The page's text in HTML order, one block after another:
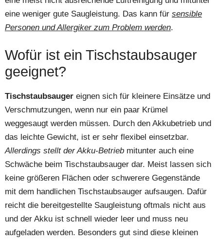
eine weniger gute Saugleistung. Das kann für sensible
Personen und Allergiker zum Problem werden.
Wofür ist ein Tischstaubsauger
geeignet?
Tischstaubsauger eignen sich für kleinere Einsätze und
Verschmutzungen, wenn nur ein paar Krümel
weggesaugt werden müssen. Durch den Akkubetrieb und
das leichte Gewicht, ist er sehr flexibel einsetzbar.
Allerdings stellt der Akku-Betrieb mitunter auch eine
Schwäche beim Tischstaubsauger dar. Meist lassen sich
keine größeren Flächen oder schwerere Gegenstände
mit dem handlichen Tischstaubsauger aufsaugen. Dafür
reicht die bereitgestellte Saugleistung oftmals nicht aus
und der Akku ist schnell wieder leer und muss neu
aufgeladen werden. Besonders gut sind diese kleinen